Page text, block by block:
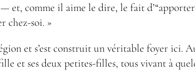
et, comme il aime le dire, le fait
chez-soi. »
et s’est construit un véritable foyer ici.
et ses deux petites-filles, tous vivant à